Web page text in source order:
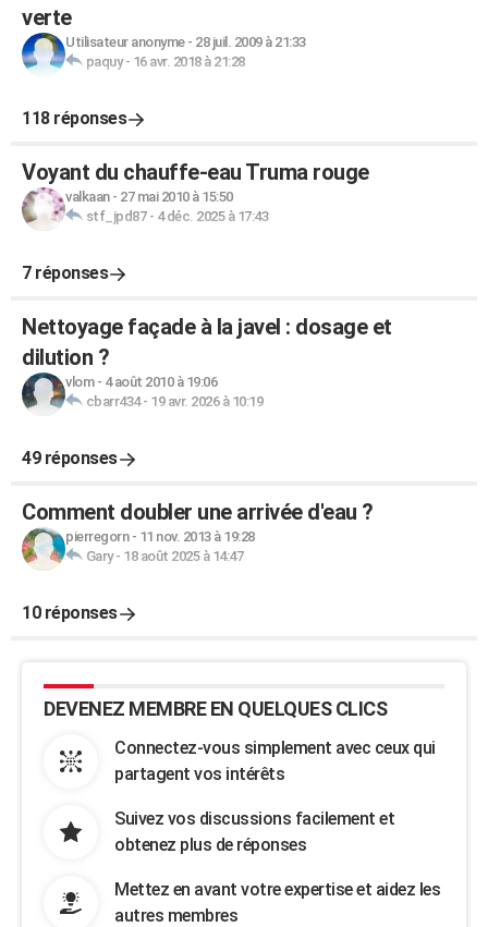
verte
Utilisateur anonyme- 28 juil. 2009 à 21:33
paquy- 16 avr. 2018 à 21:28
118 réponses
Voyant du chauffe-eau Truma rouge
valkaan- 27 mai 2010 à 15:50
stf_jpd87- 4 déc. 2025 à 17:43
7 réponses
Nettoyage façade à la javel : dosage et
dilution ?
vlom- 4 août 2010 à 19:06
cbarr434- 19 avr. 2026 à 10:19
49 réponses
Comment doubler une arrivée d'eau ?
pierregorn- 11 nov. 2013 à 19:28
Gary- 18 août 2025 à 14:47
10 réponses
DEVENEZ MEMBRE EN QUELQUES CLICS
Connectez-vous simplement avec ceux qui
partagent vos intérêts
Suivez vos discussions facilement et
obtenez plus de réponses
Mettez en avant votre expertise et aidez les
autres membres